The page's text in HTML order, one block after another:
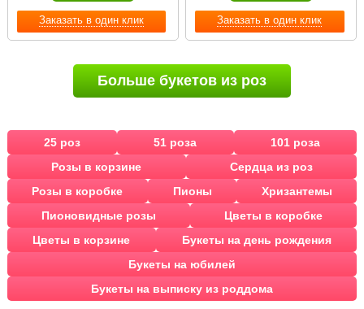
Заказать в один клик Заказать в один клик
Больше букетов из роз
25 роз 51 роза
101 роза
Розы в корзине
Сердца из роз
Розы в коробке
Пионы
Хризантемы
Пионовидные розы
Цветы в коробке
Цветы в корзине
Букеты на день рождения
Букеты на юбилей
Букеты на выписку из роддома